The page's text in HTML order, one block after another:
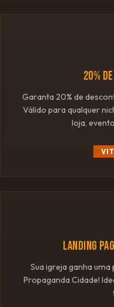
20%
Garanta 20% de
Válido para qualquer
loja,
LANDING
Sua igreja ganha
Propaganda Cidade!